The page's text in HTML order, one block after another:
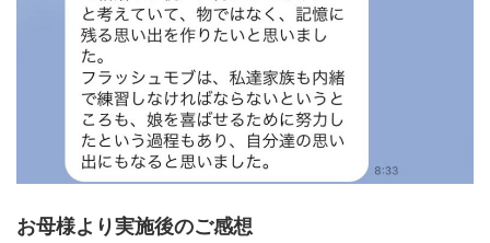
お母様より実施後のご感想